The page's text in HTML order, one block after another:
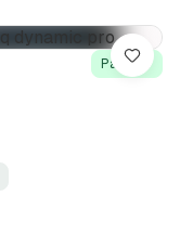
På lager
Lagre